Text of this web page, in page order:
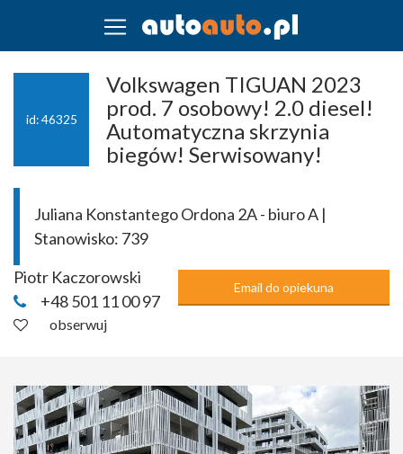
id: 46325
Volkswagen TIGUAN 2023
prod. 7 osobowy! 2.0 diesel!
Automatyczna skrzynia
biegów! Serwisowany!
Juliana Konstantego Ordona 2A - biuro A |
Stanowisko: 739
Piotr Kaczorowski
+48 501 11 00 97
Email do opiekuna
obserwuj